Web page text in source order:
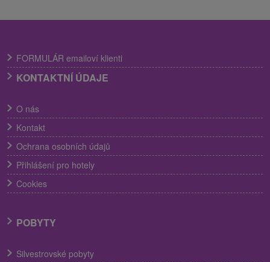
FORMULÁR emailoví klienti
KONTAKTNÍ ÚDAJE
O nás
Kontakt
Ochrana osobních údajů
Přihlášení pro hotely
Cookies
POBYTY
Silvestrovské pobyty